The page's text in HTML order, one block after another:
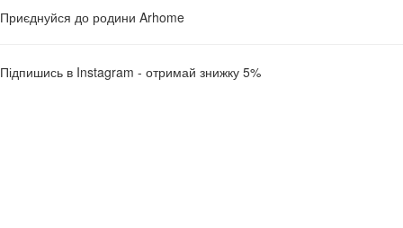
Приєднуйся до родини Arhome
Підпишись в Instagram - отримай знижку 5%